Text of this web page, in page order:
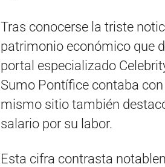
Tras conocerse la triste
patrimonio económico que
portal especializado
Sumo Pontífice contaba
mismo sitio también
salario por su labor.
Esta cifra contrasta